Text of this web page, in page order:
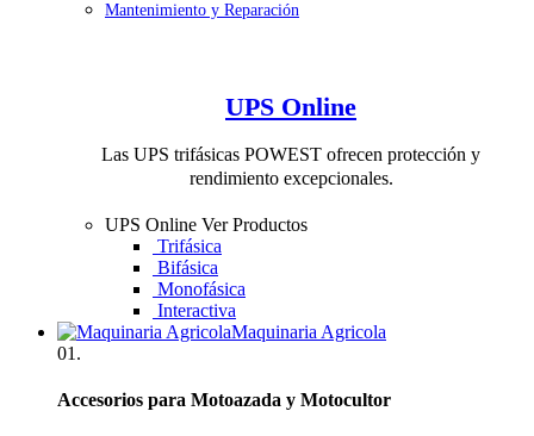
Mantenimiento y Reparación
UPS Online
Las UPS trifásicas POWEST ofrecen protección y
rendimiento excepcionales.
UPS Online Ver Productos
Trifásica
Bifásica
Monofásica
Interactiva
Maquinaria Agricola
01.
Accesorios para Motoazada y Motocultor